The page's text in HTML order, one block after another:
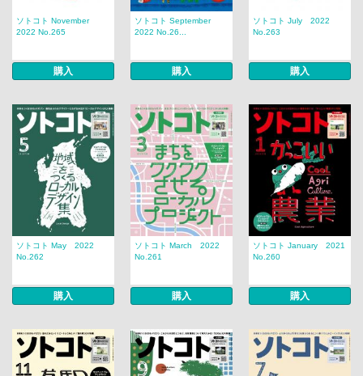
ソトコト November
2022 No.265
購入
ソトコト September
2022 No.26...
購入
ソトコト July 2022
No.263
購入
ソトコト May 2022
No.262
購入
ソトコト March 2022
No.261
購入
ソトコト January 2021
No.260
購入